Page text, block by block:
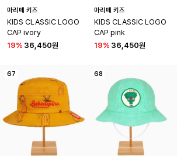
마리떼 키즈
KIDS CLASSIC LOGO
CAP ivory
19% 36,450원
마리떼 키즈
KIDS CLASSIC LOGO
CAP pink
19% 36,450원
67 68